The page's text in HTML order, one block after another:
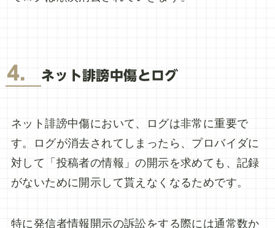
4． ネット誹謗中傷とログ
ネット誹謗中傷において、ログは非常に重要で
す。ログが消去されてしまったら、プロバイダに
対して「投稿者の情報」の開示を求めても、記録
がないために開示して貰えなくなるためです。
特に発信者情報開示の訴訟をする際には通常数か